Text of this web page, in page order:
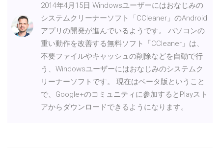
2014年4月15日 Windowsユーザーにはおなじみの
システムクリーナーソフト「CCleaner」のAndroid
アプリの開発が進んでいるようです。 パソコンの
重い動作を改善する無料ソフト「CCleaner」は、
不要ファイルやキャッシュの削除などを自動で行
う、Windowsユーザーにはおなじみのシステムク
リーナーソフトです。 現在はベータ版ということ
で、Google+のコミュニティに参加するとPlayスト
アからダウンロードできるようになります。